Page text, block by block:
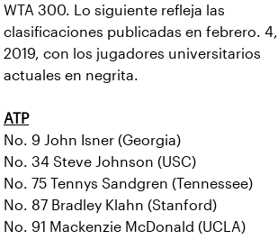
WTA 300. Lo siguiente refleja las
clasificaciones publicadas en febrero. 4,
2019, con los jugadores universitarios
actuales en negrita.
ATP
No. 9 John Isner (Georgia)
No. 34 Steve Johnson (USC)
No. 75 Tennys Sandgren (Tennessee)
No. 87 Bradley Klahn (Stanford)
No. 91 Mackenzie McDonald (UCLA)